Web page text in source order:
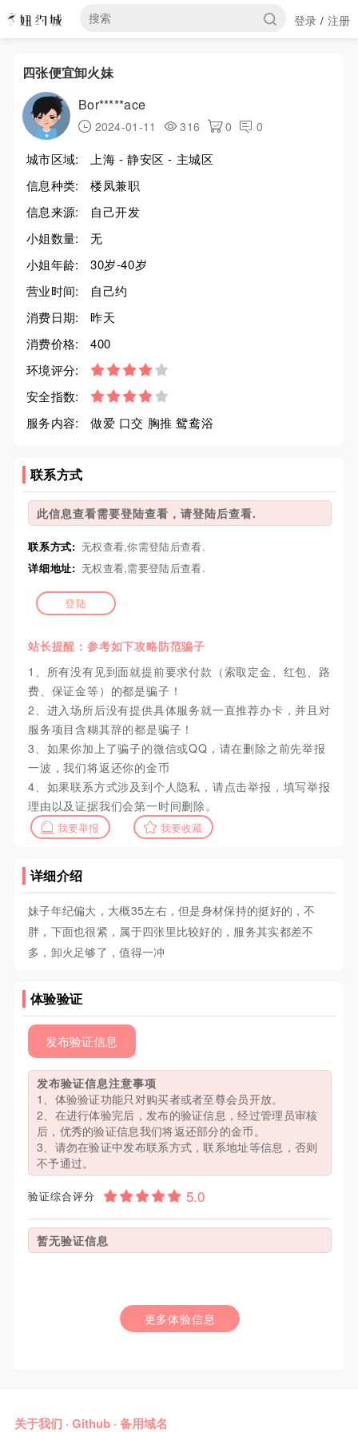
登录 / 注册
四张便宜卸火妹
Bor*****ace
2024-01-11 316 0 0
城市区域:
上海 - 静安区 - 主城区
信息种类:
楼凤兼职
信息来源:
自己开发
小姐数量:
无
小姐年龄:
30岁-40岁
营业时间:
自己约
消费日期:
昨天
消费价格:
400
环境评分:
安全指数:
服务内容:
做爱 口交 胸推 鸳鸯浴
联系方式
此信息查看需要登陆查看，请登陆后查看.
联系方式: 无权查看,你需登陆后查看.
详细地址: 无权查看,需要登陆后查看.
登陆
站长提醒：参考如下攻略防范骗子
1、所有没有见到面就提前要求付款（索取定金、红包、路
费、保证金等）的都是骗子！
2、进入场所后没有提供具体服务就一直推荐办卡，并且对
服务项目含糊其辞的都是骗子！
3、如果你加上了骗子的微信或QQ，请在删除之前先举报
一波，我们将返还你的金币
4、如果联系方式涉及到个人隐私，请点击举报，填写举报
理由以及证据我们会第一时间删除。
我要举报 我要收藏
详细介绍
妹子年纪偏大，大概35左右，但是身材保持的挺好的，不
胖，下面也很紧，属于四张里比较好的，服务其实都差不
多，卸火足够了，值得一冲
体验验证
发布验证信息
发布验证信息注意事项
1、体验验证功能只对购买者或者至尊会员开放。
2、在进行体验完后，发布的验证信息，经过管理员审核
后，优秀的验证信息我们将返还部分的金币。
3、请勿在验证中发布联系方式，联系地址等信息，否则
不予通过。
验证综合评分
暂无验证信息
更多体验信息
关于我们 · Github· 备用域名